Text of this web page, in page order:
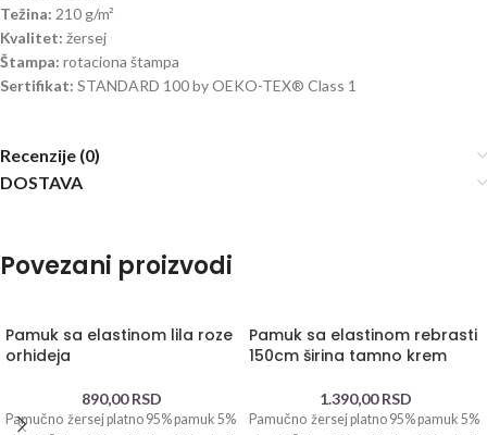
Težina: 210 g/m²
Kvalitet: žersej
Štampa: rotaciona štampa
Sertifikat: STANDARD 100 by OEKO-TEX® Class 1
Recenzije (0)
DOSTAVA
Povezani proizvodi
Pamuk sa elastinom lila roze
orhideja
890,00RSD
Pamučno žersej platno 95% pamuk 5%
Pamuk sa elastinom rebrasti
150cm širina tamno krem
1.390,00RSD
Pamučno žersej platno 95% pamuk 5%